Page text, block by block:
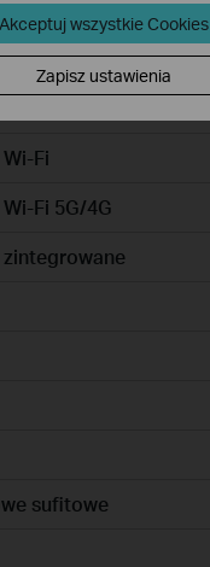
Fi
Fi 5G/4G
sufitowe
Akceptuj wszystkie Cookies
Zapisz ustawienia